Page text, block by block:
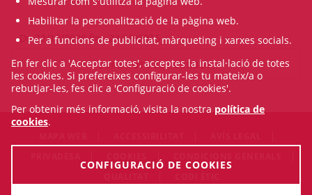
De 22/10/2026 fins 23/10/2026
VEURE TOTS ELS CURSOS
Habilitar la personalització de la pàgina web.
Per a funcions de publicitat, màrqueting i xarxes socials.
En fer clic a 'Acceptar totes', acceptes la instal·lació de totes
les cookies. Si prefereixes configurar-les tu mateix/a o
rebutjar-les, fes clic a 'Configuració de cookies'.
Per obtenir més informació, visita la nostra política de
cookies.
CONFIGURACIÓ DE COOKIES